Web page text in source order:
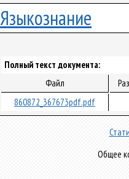
Языкознание
Полный текст документа:
Файл
860872_367673pdf.pdf
Общее